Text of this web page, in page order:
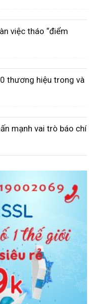
việc tháo “điểm
thương hiệu trong và
mạnh vai trò báo chí